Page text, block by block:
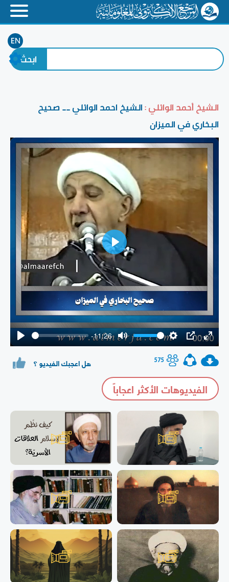
EN
الشيخ أحمد الوائلي :الشيخ احمد الوائلي __ صحيح
البخاري في الميزان
Play
-11:26
Mute
Settings
PIP Enter
Play
575 هل اعجبك الفيديو ؟
الفيديوهات الأكثر اعجاباً